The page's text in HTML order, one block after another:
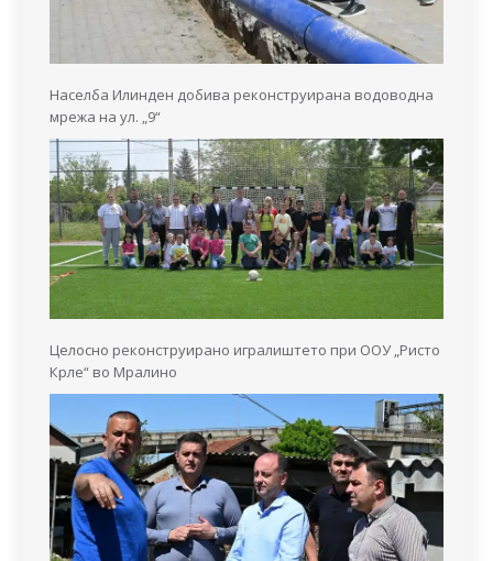
Населба Илинден добива реконструирана водоводна
мрежа на ул. „9“
Целосно реконструирано игралиштето при ООУ „Ристо
Крле“ во Мралино